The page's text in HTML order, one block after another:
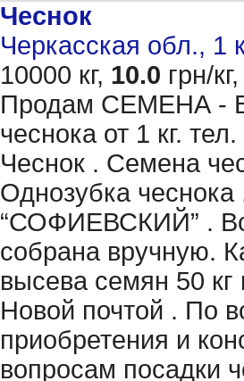
Чеснок
Черкасская обл., 1
10000 кг, 10.0 грн/кг,
Продам CЕМЕНА -
чеснока от 1 кг.
Чеснок . Семена
Однозубка чеснока
“СОФИЕВСКИЙ” .
собрана вручную.
высева семян 50 кг
Новой почтой . По
приобретения и
вопросам посадки